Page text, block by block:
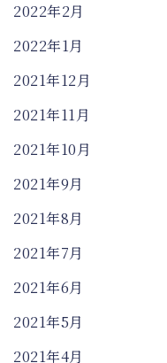
2022年2月
2022年1月
2021年12月
2021年11月
2021年10月
2021年9月
2021年8月
2021年7月
2021年6月
2021年5月
2021年4月